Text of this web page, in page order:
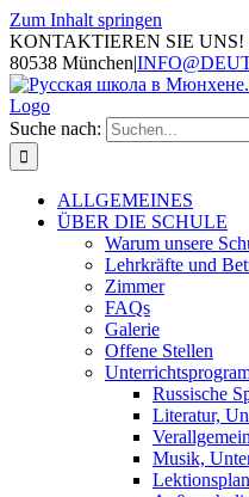
Zum Inhalt springen
KONTAKTIEREN SIE UNS!
80538 München|
Suche nach:
ALLGEMEINES
ÜBER DIE SCHULE
Warum unsere
Lehrkräfte und
Zimmer
FAQs
Galerie
Offene Stellen
Russische
Literatur,
Musik,